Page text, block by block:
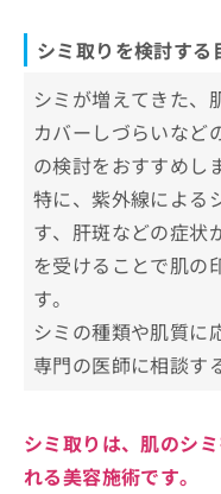
2．雀卵斑(そば
3．ADM(後天
4．肝斑
5．炎症後の色素
こと
肌の状態を詳し
アフターケアと
まとめ：治療
シミ取りにつ
まとめ：宮崎
シミ取りを検討する
シミが増えてきた、
カバーしづらいなど
の検討をおすすめし
特に、紫外線による
す、肝斑などの症状
を受けることで肌の
す。
シミの種類や肌質に
専門の医師に相談す
シミ取りは、肌のシ
れる美容施術です。
は
ち
ら